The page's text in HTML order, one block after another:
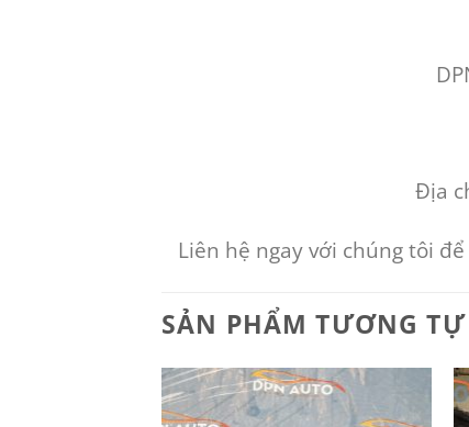
Địa
Liên hệ ngay với chúng tôi
SẢN PHẨM TƯƠNG TỰ